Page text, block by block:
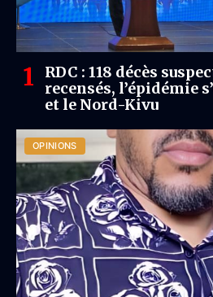
RDC : 118 décès
recensés, l’épidémie
et le Nord-Kivu
OPINIONS